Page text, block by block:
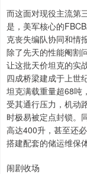
而这面对现役主流第
是，美军核心的
克丧失编队协同和情
除了先天的性能阉割
让这批天价坦克的实
四成桥梁建成于上世
坦克满载重量超68吨
受其通行压力，机动
时极易被定点封锁。
高达400升，甚至还
搭建配套的储运维保
闹剧收场